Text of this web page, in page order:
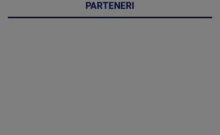
PARTENERI